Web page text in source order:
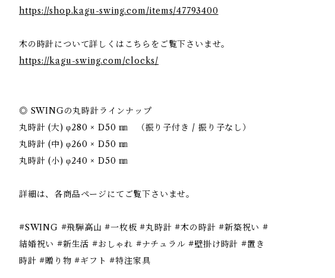
https://shop.kagu-swing.com/items/47793400
木の時計について詳しくはこちらをご覧下さいませ。
https://kagu-swing.com/clocks/
◎ SWINGの丸時計ラインナップ
丸時計 (大) φ280 × D50 ㎜ （振り子付き / 振り子なし）
丸時計 (中) φ260 × D50 ㎜
丸時計 (小) φ240 × D50 ㎜
詳細は、各商品ページにてご覧下さいませ。
#SWING #飛騨高山 #一枚板 #丸時計 #木の時計 #新築祝い #
結婚祝い #新生活 #おしゃれ #ナチュラル #壁掛け時計 #置き
時計 #贈り物 #ギフト #特注家具